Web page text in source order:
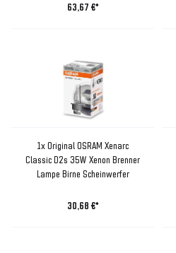
63,67 €*
1x Original OSRAM Xenarc
Classic D2s 35W Xenon Brenner
Lampe Birne Scheinwerfer
30,68 €*